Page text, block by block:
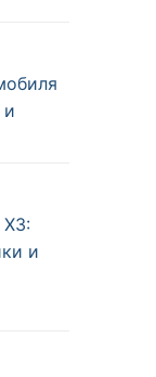
и
и